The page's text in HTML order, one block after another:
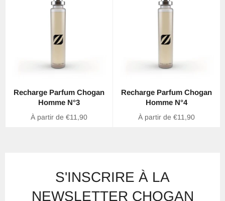
Recharge Parfum Chogan
Homme N°3
À partir de €11,90
Recharge Parfum Chogan
Homme N°4
À partir de €11,90
S'INSCRIRE À LA
NEWSLETTER CHOGAN